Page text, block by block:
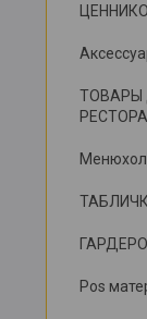
ТОВАРЫ
Pos